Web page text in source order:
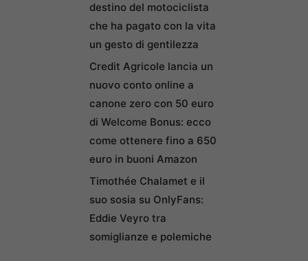
destino del motociclista
che ha pagato con la vita
un gesto di gentilezza
Credit Agricole lancia un
nuovo conto online a
canone zero con 50 euro
di Welcome Bonus: ecco
come ottenere fino a 650
euro in buoni Amazon
Timothée Chalamet e il
suo sosia su OnlyFans:
Eddie Veyro tra
somiglianze e polemiche